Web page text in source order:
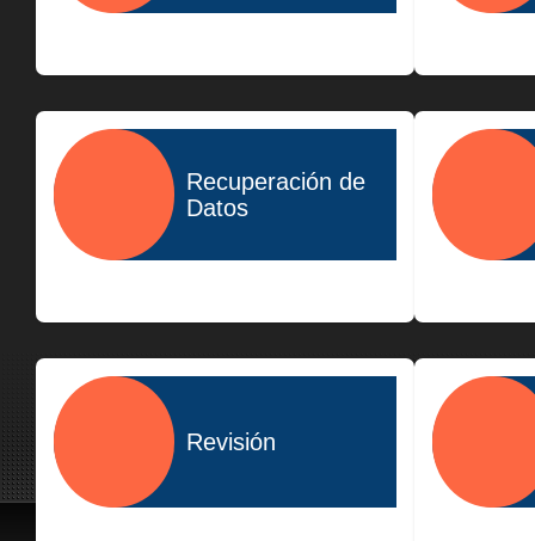
Recuperación de
Datos
Revisión